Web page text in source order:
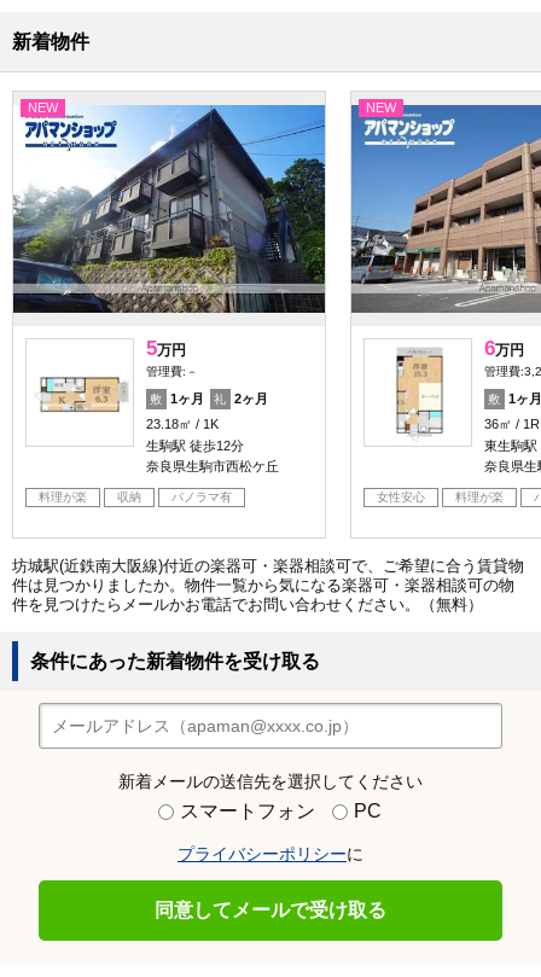
新着物件
NEW
5万円
管理費:－
敷 1ヶ月 礼
2ヶ月
23.18㎡
1K
生駒駅 徒歩12分
奈良県生駒市西松ケ丘
料理が楽 収納 パノラマ有
NEW
6万円
管理費
敷
1ヶ月
36㎡
1R
東生駒駅
奈良県生
女性安心 料理が楽
坊城駅(近鉄南大阪線)付近の楽器可・楽器相談可で、ご希望に合う賃貸物
件は見つかりましたか。物件一覧から気になる楽器可・楽器相談可の物
件を見つけたらメールかお電話でお問い合わせください。（無料）
条件にあった新着物件を受け取る
新着メールの送信先を選択してください
スマートフォン PC
プライバシーポリシーに
同意してメールで受け取る